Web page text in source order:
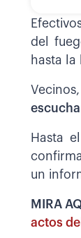
del
hasta la
Hasta
un
MIRA
actos